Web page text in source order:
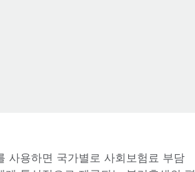
사용하면 국가별로 사회보험료 부담